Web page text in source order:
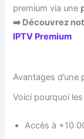
premium via une
➡️ Découvrez
IPTV Premium
Avantages
Voici pourquoi
Accès à +10